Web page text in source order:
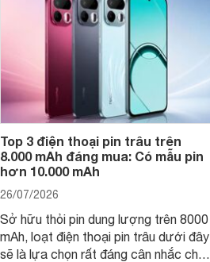
Top 3 điện thoại pin trâu trên
8.000 mAh đáng mua: Có mẫu pin
hơn 10.000 mAh
26/07/2026
Sở hữu thỏi pin dung lượng trên 8000
mAh, loạt điện thoại pin trâu dưới đây
sẽ là lựa chọn rất đáng cân nhắc cho